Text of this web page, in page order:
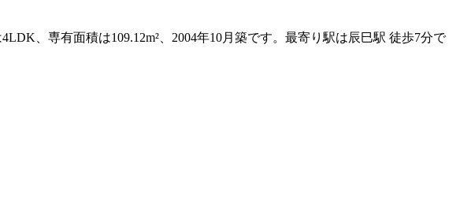
、専有面積は109.12m²、2004年10月築です。最寄り駅は辰巳駅 徒歩7分で